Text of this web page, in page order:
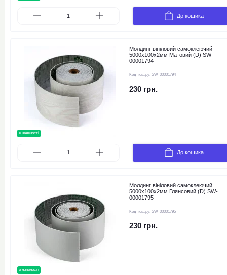
До кошика
в наявності
Молдинг вініловий самоклеючий
5000х100х2мм Матовий (D) SW-
00001794
Код товару: SW-00001794
230 грн.
До кошика
в наявності
Молдинг вініловий самоклеючий
5000х100х2мм Глянсовий (D) SW-
00001795
Код товару: SW-00001795
230 грн.